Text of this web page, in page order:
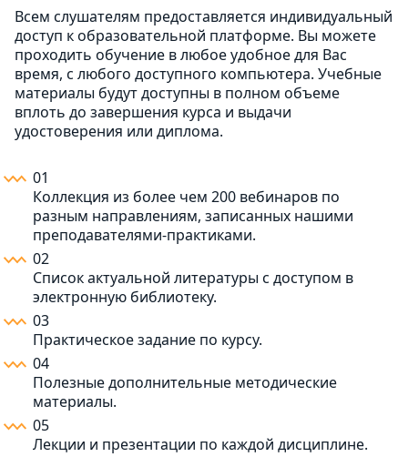
Всем слушателям предоставляется индивидуальный
доступ к образовательной платформе. Вы можете
проходить обучение в любое удобное для Вас
время, с любого доступного компьютера. Учебные
материалы будут доступны в полном объеме
вплоть до завершения курса и выдачи
удостоверения или диплома.
01
Коллекция из более чем 200 вебинаров по
разным направлениям, записанных нашими
преподавателями-практиками.
02
Список актуальной литературы с доступом в
электронную библиотеку.
03
Практическое задание по курсу.
04
Полезные дополнительные методические
материалы.
05
Лекции и презентации по каждой дисциплине.